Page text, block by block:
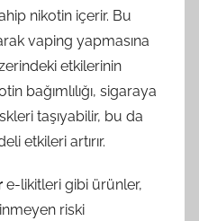
nikotin içerir. Bu
vaping yapmasına
etkilerinin
bağımlılığı, sigaraya
taşıyabilir, bu da
etkileri artırır.
e-likitleri gibi ürünler,
riski